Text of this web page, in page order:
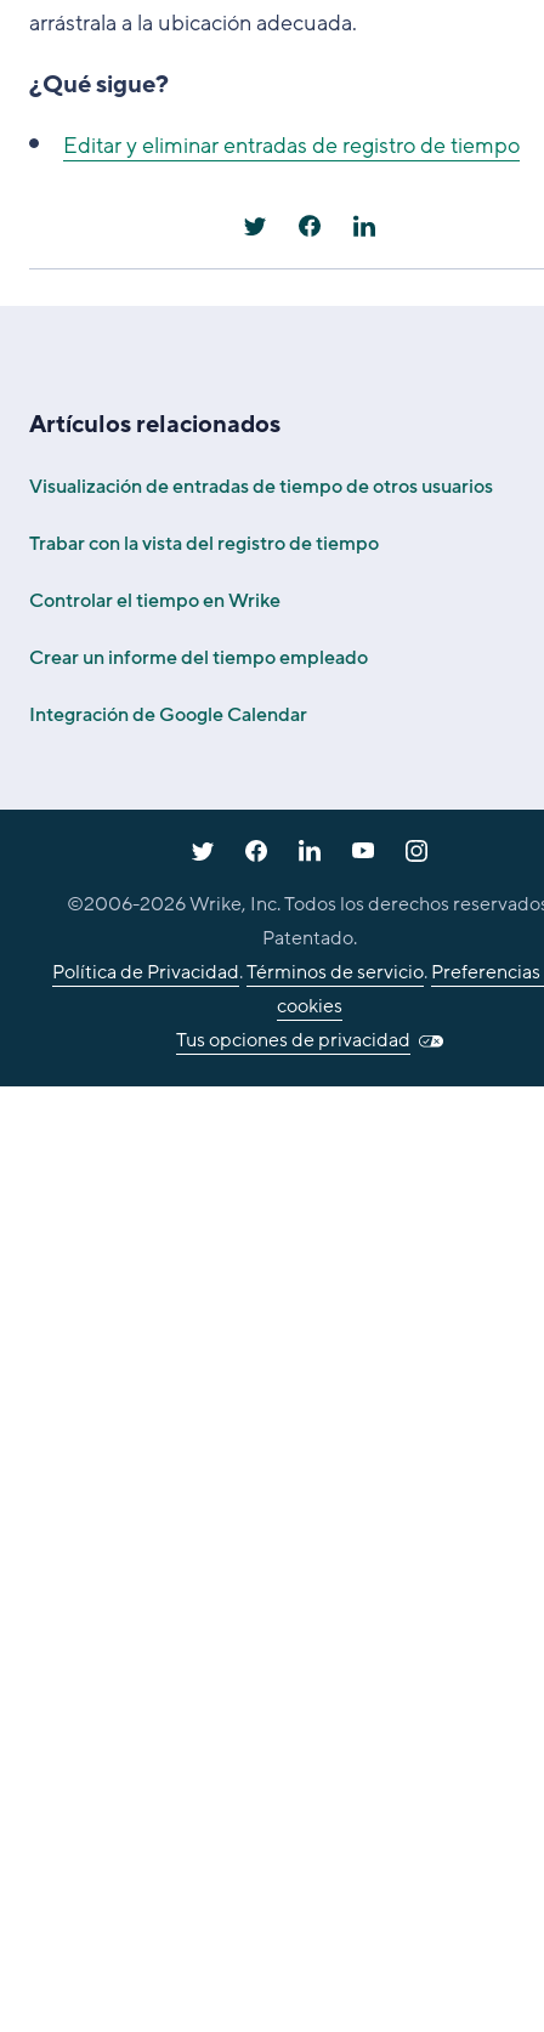
arrástrala a la ubicación adecuada.
¿Qué sigue?
Editar y eliminar entradas de registro de tiempo
Artículos relacionados
Visualización de entradas de tiempo de otros usuarios
Trabar con la vista del registro de tiempo
Controlar el tiempo en Wrike
Crear un informe del tiempo empleado
Integración de Google Calendar
©2006-2026Wrike, Inc. Todos los derechos
Patentado.
Política de Privacidad.Términos de servicio.
cookies
Tus opciones de privacidad